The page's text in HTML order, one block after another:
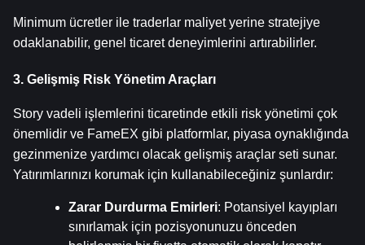
Minimum ücretler ile traderlar maliyet yerine stratejiye
odaklanabilir, genel ticaret deneyimlerini artırabilirler.
3. Gelişmiş Risk Yönetim Araçları
Story vadeli işlemlerini ticaretinde etkili risk yönetimi çok
önemlidir ve FameEX gibi platformlar, piyasa oynaklığında
gezinmenize yardımcı olacak gelişmiş araçlar seti sunar.
Yatırımlarınızı korumak için kullanabileceğiniz şunlardır:
Zarar Durdurma Emirleri: Potansiyel kayıpları
sınırlamak için pozisyonunuzu önceden